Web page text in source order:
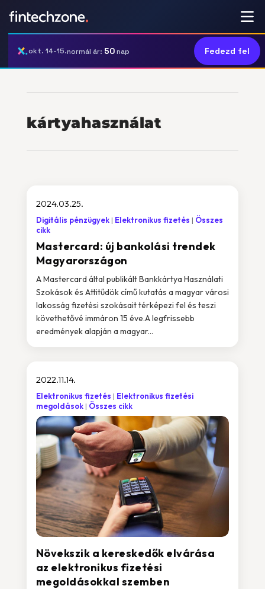
okt. 14-15.normál ár: 50nap Fedezd fel
kártyahasználat
Mastercard: új bankolási trendek
Magyarországon
2024.03.25.
Digitális pénzügyek Elektronikus fizetés
Összes
cikk
A Mastercard által publikált Bankkártya Használati
Szokások és Attitűdök című kutatás a magyar városi
lakosság fizetési szokásait térképezi fel és teszi
követhetővé immáron 15 éve.A legfrissebb
eredmények alapján a magyar...
Növekszik a kereskedők elvárása
az elektronikus fizetési
megoldásokkal szemben
2022.11.14.
Elektronikus fizetés
Elektronikus fizetési
megoldások
Összes cikk